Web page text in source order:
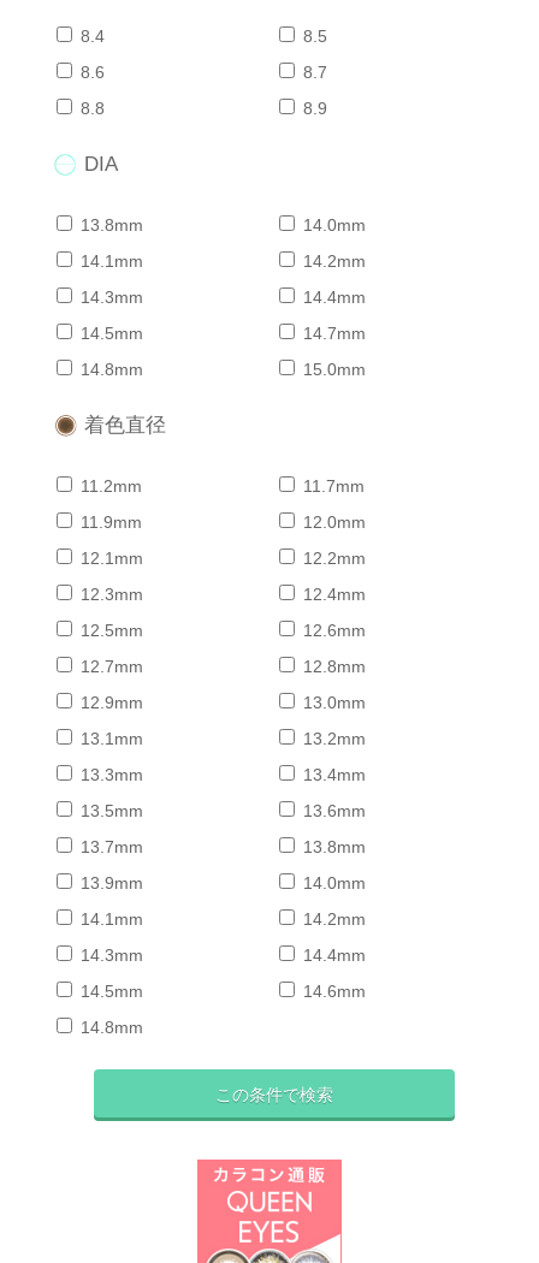
8.4
8.5
8.6
8.7
8.8
8.9
DIA
13.8mm
14.0mm
14.1mm
14.2mm
14.3mm
14.4mm
14.5mm
14.7mm
14.8mm
15.0mm
着色直径
11.2mm
11.7mm
11.9mm
12.0mm
12.1mm
12.2mm
12.3mm
12.4mm
12.5mm
12.6mm
12.7mm
12.8mm
12.9mm
13.0mm
13.1mm
13.2mm
13.3mm
13.4mm
13.5mm
13.6mm
13.7mm
13.8mm
13.9mm
14.0mm
14.1mm
14.2mm
14.3mm
14.4mm
14.5mm
14.6mm
14.8mm